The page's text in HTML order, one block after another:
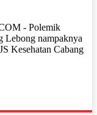
- Polemik
Lebong nampaknya
Kesehatan Cabang